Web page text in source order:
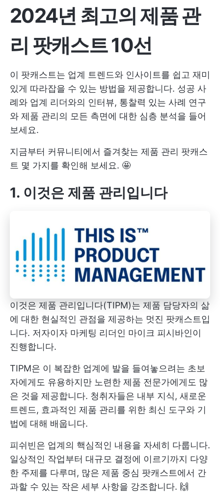
2024년 최고의 제품 관
리 팟캐스트 10선
이 팟캐스트는 업계 트렌드와 인사이트를 쉽고 재미
있게 따라잡을 수 있는 방법을 제공합니다. 성공 사
례와 업계 리더와의 인터뷰, 통찰력 있는 사례 연구
와 제품 관리의 모든 측면에 대한 심층 분석을 들어
보세요.
지금부터 커뮤니티에서 즐겨찾는 제품 관리 팟캐스
트 몇 가지를 확인해 보세요. 🤩
1. 이것은 제품 관리입니다
이것은 제품 관리입니다(TIPM)는 제품 담당자의 삶
에 대한 현실적인 관점을 제공하는 멋진 팟캐스트입
니다. 저자이자 마케팅 리더인 마이크 피시바인이
진행합니다.
TIPM은 이 복잡한 업계에 발을 들여놓으려는 초보
자에게도 유용하지만 노련한 제품 전문가에게도 많
은 것을 제공합니다. 청취자들은 내부 지식, 새로운
트렌드, 효과적인 제품 관리를 위한 최신 도구와 기
법에 대해 배웁니다.
피쉬빈은 업계의 핵심적인 내용을 자세히 다룹니다.
일상적인 작업부터 대규모 결정에 이르기까지 다양
한 주제를 다루며, 많은 제품 중심 팟캐스트에서 간
과할 수 있는 작은 세부 사항을 강조합니다. 🙌